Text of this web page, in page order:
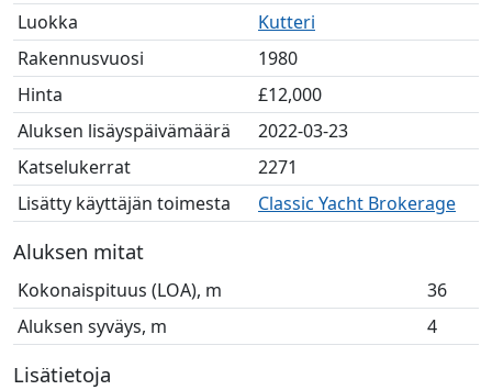
Luokka
Kutteri
Rakennusvuosi
1980
Hinta
£12,000
Aluksen lisäyspäivämäärä
2022-03-23
Katselukerrat
2271
Lisätty käyttäjän toimesta
Classic Yacht Brokerage
Aluksen mitat
Kokonaispituus (LOA), m
36
Aluksen syväys, m
4
Lisätietoja